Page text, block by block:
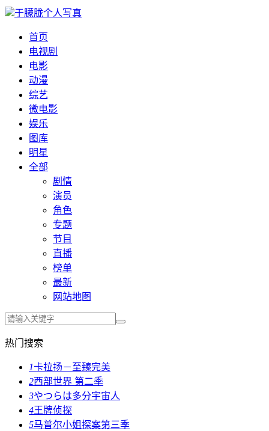
于朦胧个人写真
首页
电视剧
电影
动漫
综艺
微电影
娱乐
图库
明星
全部
剧情
演员
角色
专题
节目
直播
榜单
最新
网站地图
热门搜索
1卡拉扬－至臻完美
2西部世界 第二季
3やつらは多分宇宙人
4王牌侦探
5马普尔小姐探案第三季